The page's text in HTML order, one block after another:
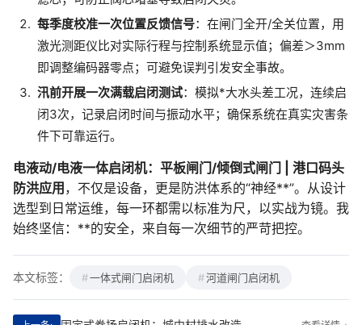
每季度校准一次位置反馈信号：在闸门全开/全关位置，用
激光测距仪比对实际行程与控制系统显示值；偏差＞3mm
即调整编码器零点；可避免误判引发安全事故。
汛前开展一次满载启闭测试：模拟*大水头差工况，连续启
闭3次，记录启闭时间与振动水平；确保系统在真实灾害条
件下可靠运行。
电液动/电液一体启闭机：平板闸门/倾倒式闸门 | 港口码头
防洪应用，不仅是设备，更是防洪体系的“神经**”。从设计
选型到日常运维，每一环都需以标准为尺，以实战为镜。我
始终坚信：**的安全，来自每一次细节的严苛把控。
本文标签： 一体式闸门启闭机 河道闸门启闭机